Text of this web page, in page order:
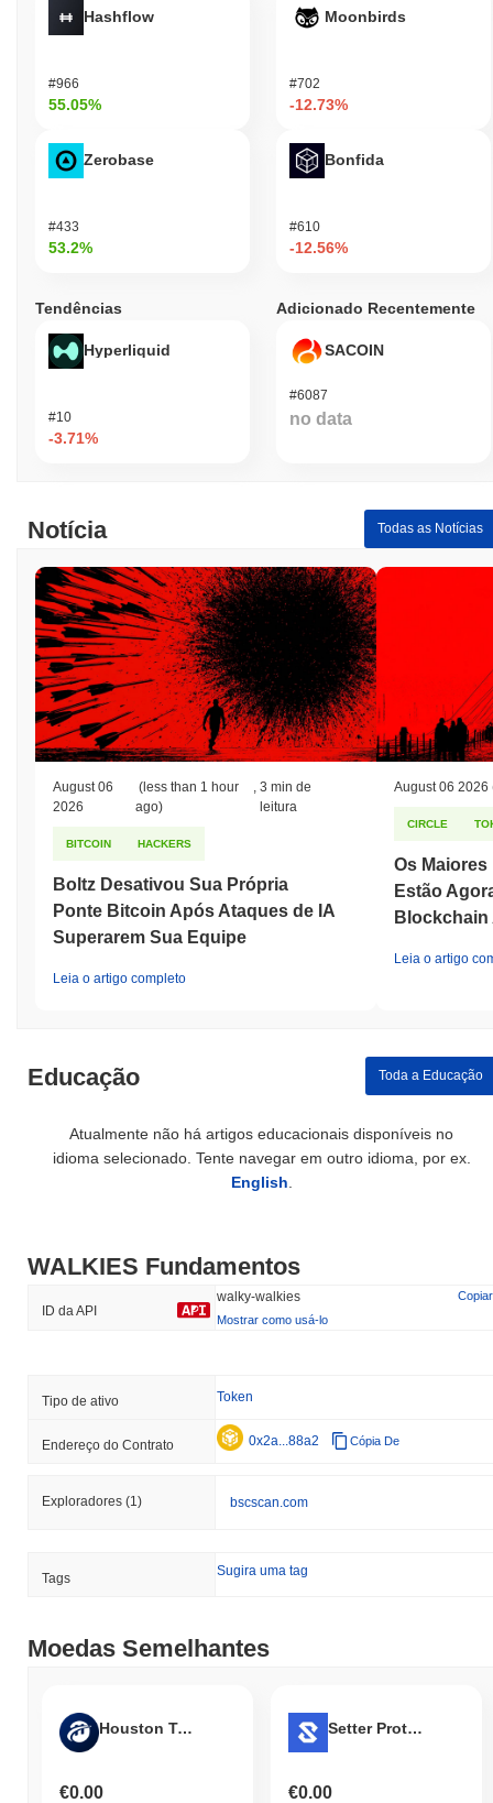
Hashflow
#966
55.05%
Zerobase
#433
53.2%
Moonbirds
#702
-12.73%
Bonfida
#610
-12.56%
Tendências
Hyperliquid
#10
-3.71%
Adicionado Recentemente
SACOIN
#6087
no data
Notícia Todas as Notícias
August 06
2026
(less than 1 hour
ago)
,3 min de
leitura
BITCOIN HACKERS
Boltz Desativou Sua Própria
Ponte Bitcoin Após Ataques de IA
Superarem Sua Equipe
Leia o artigo completo
August 06 2026
CIRCLE
Os Maiores
Estão
Blockchain
Leia o artigo
Educação Toda a Educação
Atualmente não há artigos educacionais disponíveis no
idioma selecionado. Tente navegar em outro idioma, por ex.
English
WALKIES Fundamentos
ID da API
walky-walkies
Copiar
Mostrar como usá-lo
Tipo de ativo Token
Endereço do Contrato 0x2a...88a2 Cópia De
Exploradores (1) bscscan.com
Tags Sugira uma tag
Moedas Semelhantes
Houston Token
€0.00
Setter Protocol
€0.00